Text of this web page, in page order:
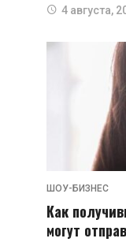
4 августа,
ШОУ-БИЗНЕС
Как
могут